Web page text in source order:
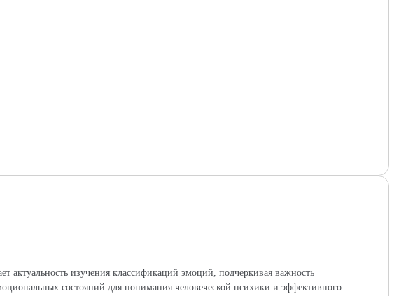
актуальность изучения классификаций эмоций, подчеркивая важность
состояний для понимания человеческой психики и эффективного